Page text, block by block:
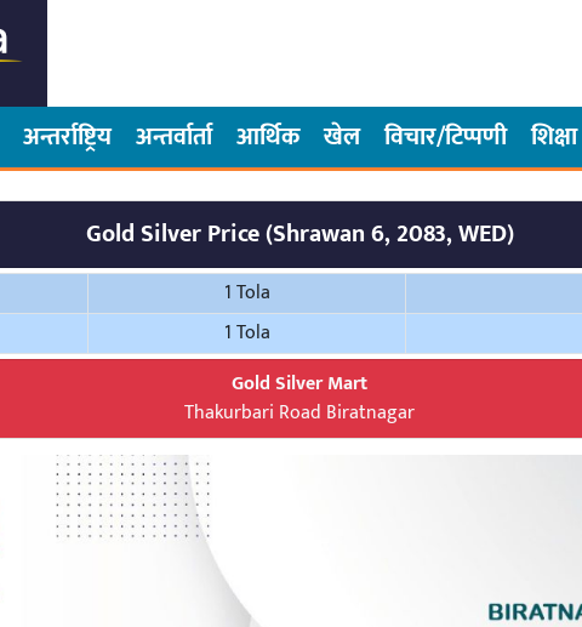
अन्तर्राष्ट्रिय अन्तर्वार्ता आर्थिक खेल विचार/टिप्पणी शिक्षा
Gold Silver Price (Shrawan 6, 2083, WED)
1 Tola
1 Tola
Gold Silver Mart
Thakurbari Road Biratnagar